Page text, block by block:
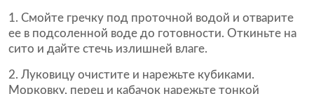
Смойте гречку под проточной водой и отварите
ее в подсоленной воде до готовности. Откиньте на
сито и дайте стечь излишней влаге.
Луковицу очистите и нарежьте кубиками.
Морковку, перец и кабачок нарежьте тонкой